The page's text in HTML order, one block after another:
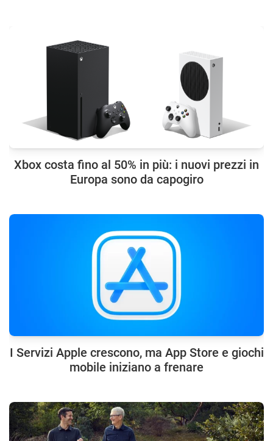
Xbox costa fino al 50% in più: i nuovi prezzi in
Europa sono da capogiro
I Servizi Apple crescono, ma App Store e giochi
mobile iniziano a frenare